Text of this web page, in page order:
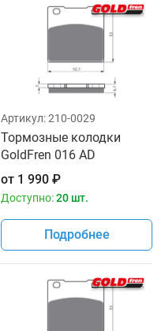
Артикул:210-0029
Тормозные колодки
GoldFren 016 AD
от 1 990 ₽
Доступно:20 шт.
Подробнее